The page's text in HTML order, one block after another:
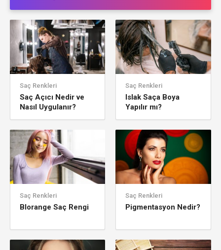
Saç Renkleri
Saç Açıcı Nedir ve
Nasıl Uygulanır?
Saç Renkleri
Islak Saça Boya
Yapılır mı?
Saç Renkleri
Blorange Saç Rengi
Saç Renkleri
Pigmentasyon Nedir?